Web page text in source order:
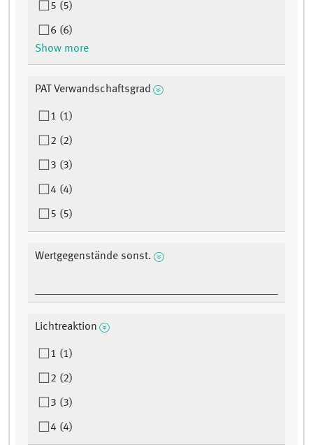
5 (5)
6 (6)
Show more
PAT Verwandschaftsgrad
1 (1)
2 (2)
3 (3)
4 (4)
5 (5)
Wertgegenstände sonst.
Lichtreaktion
1 (1)
2 (2)
3 (3)
4 (4)